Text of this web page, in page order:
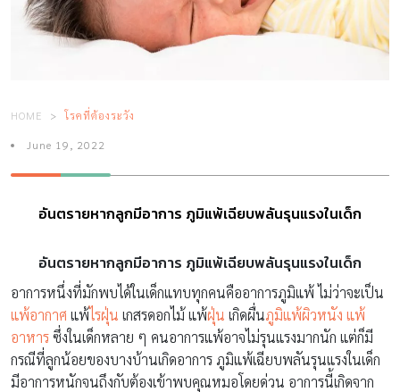
HOME โรคที่ต้องระวัง
June 19, 2022
อันตรายหากลูกมีอาการ ภูมิแพ้เฉียบพลันรุนแรงในเด็ก
อันตรายหากลูกมีอาการ ภูมิแพ้เฉียบพลันรุนแรงในเด็ก
อาการหนึ่งที่มักพบได้ในเด็กแทบทุกคนคืออาการภูมิแพ้ ไม่ว่าจะเป็น
แพ้อากาศ แพ้ไรฝุ่น เกสรดอกไม้ แพ้ฝุ่น เกิดผื่นภูมิแพ้ผิวหนัง แพ้
อาหาร ซึ่งในเด็กหลาย ๆ คนอาการแพ้อาจไม่รุนแรงมากนัก แต่ก็มี
กรณีที่ลูกน้อยของบางบ้านเกิดอาการ ภูมิแพ้เฉียบพลันรุนแรงในเด็ก
มีอาการหนักจนถึงกับต้องเข้าพบคุณหมอโดยด่วน อาการนี้เกิดจาก